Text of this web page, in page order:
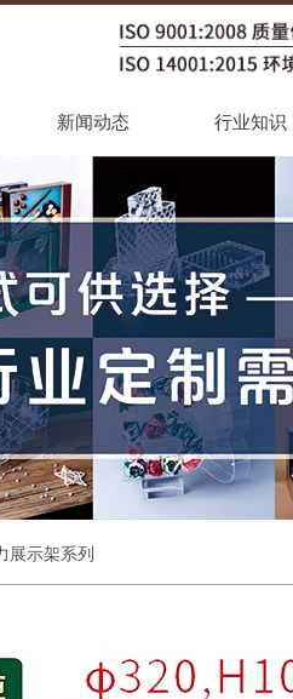
新闻动态 行业知识
展示架系列